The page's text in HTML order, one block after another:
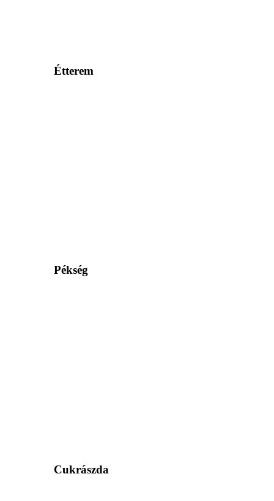
Étterem
Pékség
Cukrászda